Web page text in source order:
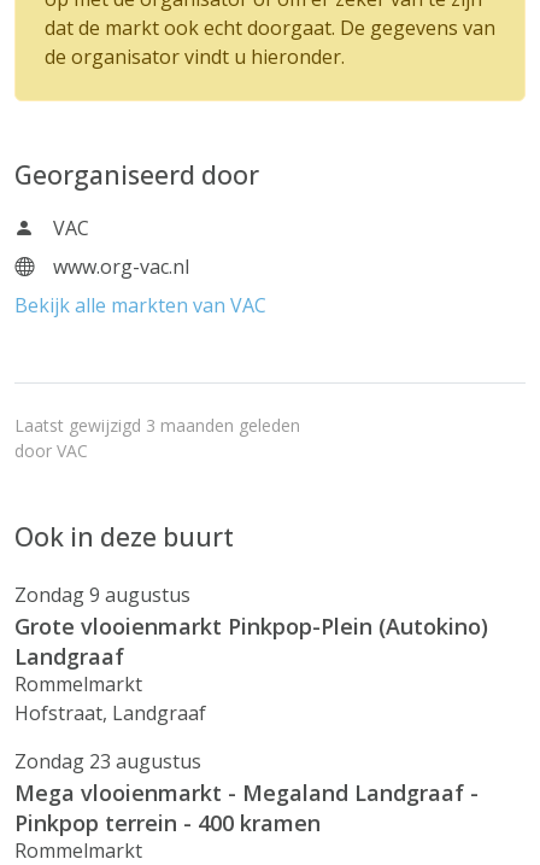
dat de markt ook echt doorgaat. De gegevens van
de organisator vindt u hieronder.
Georganiseerd door
VAC
www.org-vac.nl
Bekijk alle markten van VAC
Laatst gewijzigd 3 maanden geleden
door VAC
Ook in deze buurt
Zondag 9 augustus
Grote vlooienmarkt Pinkpop-Plein (Autokino)
Landgraaf
Rommelmarkt
Hofstraat, Landgraaf
Zondag 23 augustus
Mega vlooienmarkt - Megaland Landgraaf -
Pinkpop terrein - 400 kramen
Rommelmarkt